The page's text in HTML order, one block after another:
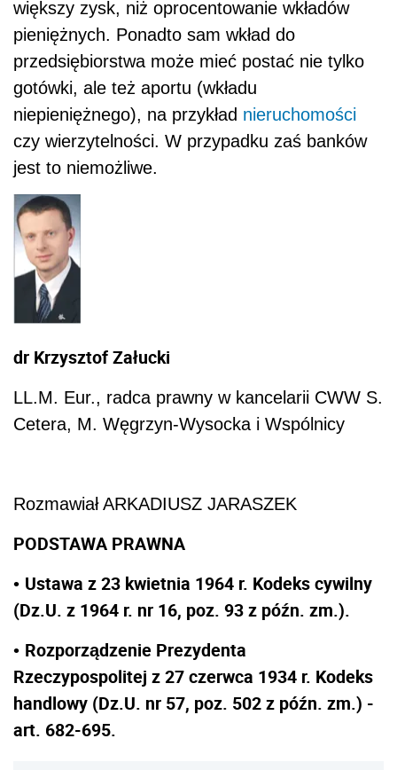
większy zysk, niż oprocentowanie wkładów
pieniężnych. Ponadto sam wkład do
przedsiębiorstwa może mieć postać nie tylko
gotówki, ale też aportu (wkładu
niepieniężnego), na przykład nieruchomości
czy wierzytelności. W przypadku zaś banków
jest to niemożliwe.
dr Krzysztof Załucki
LL.M. Eur., radca prawny w kancelarii CWW S.
Cetera, M. Węgrzyn-Wysocka i Wspólnicy
Rozmawiał ARKADIUSZ JARASZEK
PODSTAWA PRAWNA
• Ustawa z 23 kwietnia 1964 r. Kodeks cywilny
(Dz.U. z 1964 r. nr 16, poz. 93 z późn. zm.).
• Rozporządzenie Prezydenta
Rzeczypospolitej z 27 czerwca 1934 r. Kodeks
handlowy (Dz.U. nr 57, poz. 502 z późn. zm.) -
art. 682-695.